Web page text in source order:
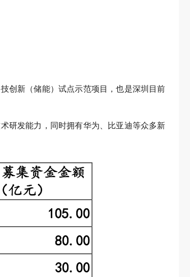
创新（储能）试点示范项目，也是深圳目前
研发能力，同时拥有华为、比亚迪等众多新